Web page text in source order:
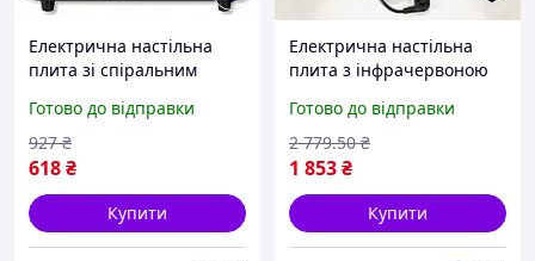
Електрична настільна
плита зі спіральним
офісу дачі швидке
приготування 1000 Вт
FLAME
Готово до відправки
618₴
927 ₴
Купити
Електрична настільна
плита з інфрачервоною
приготування їжі в
домашніх умовах. FLAME
Готово до відправки
1 853₴
2 779.50 ₴
Купити